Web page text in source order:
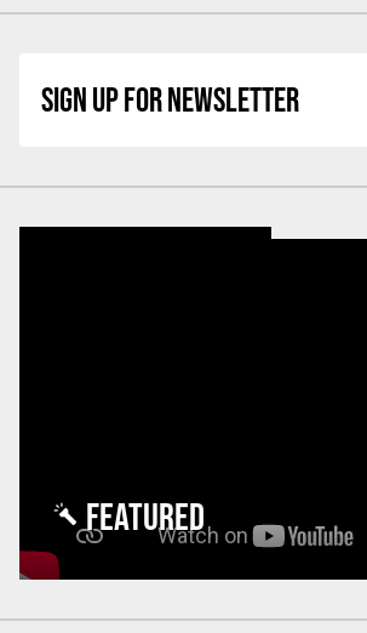
SIGN UP FOR NEWSLETTER
FEATURED